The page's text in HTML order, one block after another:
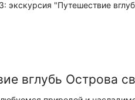
вглубь Острова